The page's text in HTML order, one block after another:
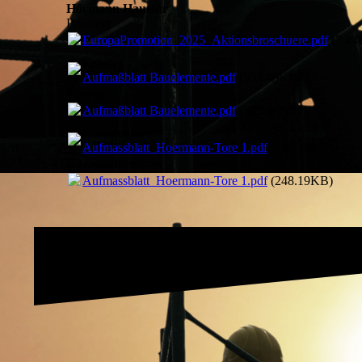
Hörmann Haustür
Prospekt
EuropaPromotion_2025_Aktionsbroschuere.pdf
Aufmaßblatt Bauelemente.pdf(593.49KB)
Aufmaßblatt Bauelemente.pdf(593.49KB)
Aufmassblatt_Hoermann-Tore 1.pdf(248.19KB)
Aufmassblatt_Hoermann-Tore 1.pdf(248.19KB)